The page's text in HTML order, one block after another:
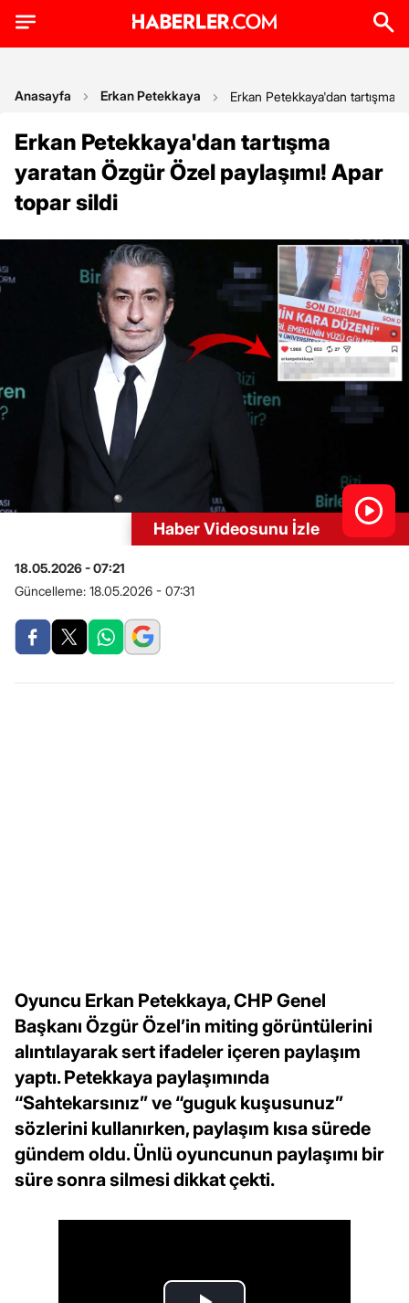
Anasayfa Erkan Petekkaya Erkan Petekkaya'dan tartışma
Erkan Petekkaya'dan tartışma
yaratan Özgür Özel paylaşımı! Apar
topar sildi
Haber Videosunu İzle
18.05.2026 - 07:21
Güncelleme: 18.05.2026 - 07:31
Oyuncu Erkan Petekkaya, CHP Genel
Başkanı Özgür Özel’in miting görüntülerini
alıntılayarak sert ifadeler içeren paylaşım
yaptı. Petekkaya paylaşımında
“Sahtekarsınız” ve “guguk kuşusunuz”
sözlerini kullanırken, paylaşım kısa sürede
gündem oldu. Ünlü oyuncunun paylaşımı bir
süre sonra silmesi dikkat çekti.